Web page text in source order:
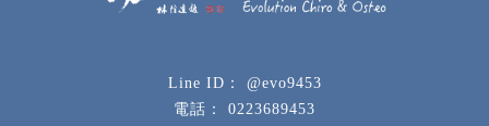
@evo9453
0223689453